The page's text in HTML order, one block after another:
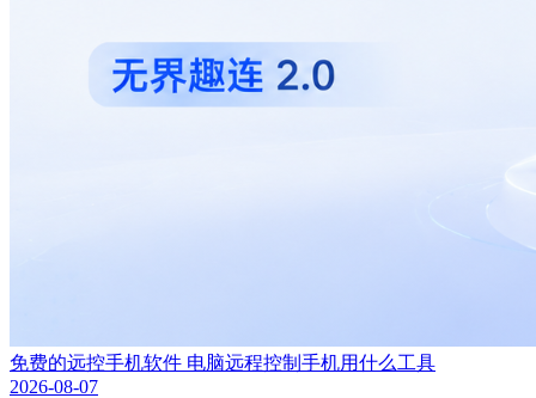
免费的远控手机软件 电脑远程控制手机用什么工具
2026-08-07